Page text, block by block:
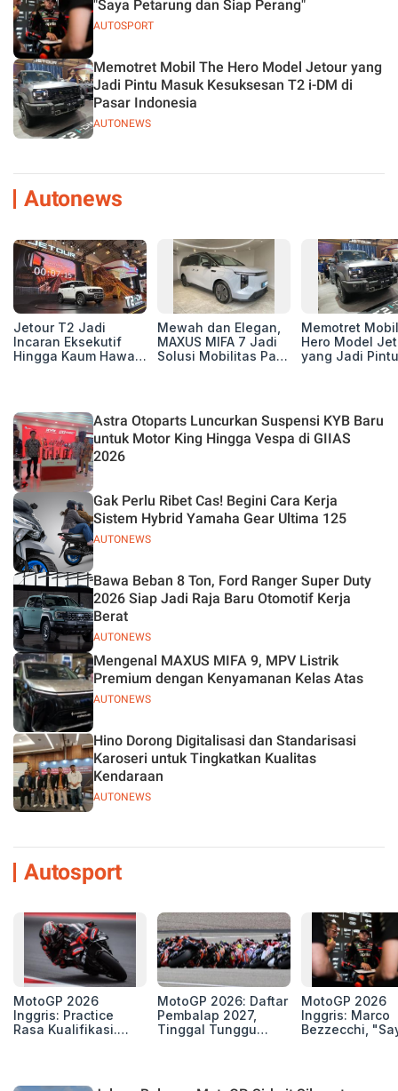
AUTOSPORT
"Saya Petarung dan Siap Perang"
AUTONEWS
Memotret Mobil The Hero Model Jetour yang
Jadi Pintu Masuk Kesuksesan T2 i-DM di
Pasar Indonesia
Autonews
Jetour T2 Jadi
Incaran Eksekutif
Hingga Kaum Hawa,
Mewah dan Elegan,
MAXUS MIFA 7 Jadi
Solusi Mobilitas Para
Memotret
Hero Model
yang Jadi Pintu
Astra Otoparts Luncurkan Suspensi KYB Baru
untuk Motor King Hingga Vespa di GIIAS
2026
AUTONEWS
Gak Perlu Ribet Cas! Begini Cara Kerja
Sistem Hybrid Yamaha Gear Ultima 125
AUTONEWS
Bawa Beban 8 Ton, Ford Ranger Super Duty
2026 Siap Jadi Raja Baru Otomotif Kerja
Berat
AUTONEWS
Mengenal MAXUS MIFA 9, MPV Listrik
Premium dengan Kenyamanan Kelas Atas
AUTONEWS
Hino Dorong Digitalisasi dan Standarisasi
Karoseri untuk Tingkatkan Kualitas
Kendaraan
Autosport
MotoGP 2026
Inggris: Practice
Rasa Kualifikasi.
Silverstone!
MotoGP 2026: Daftar
Pembalap 2027,
Tinggal Tunggu
MotoGP 2026
Inggris: Marco
Bezzecchi,